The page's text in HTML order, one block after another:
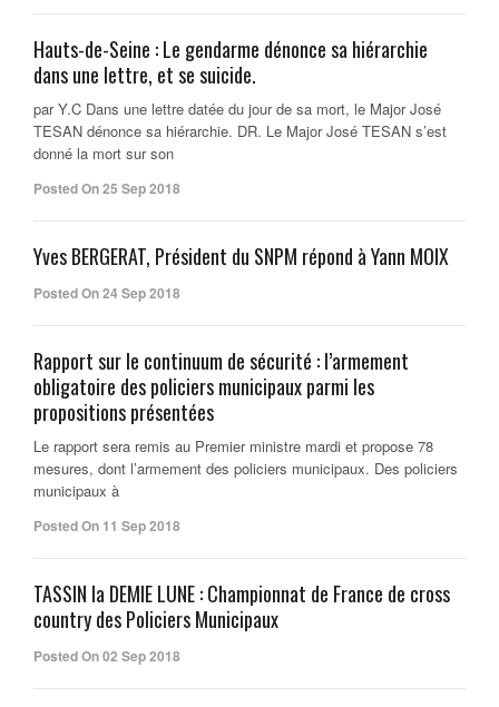
Hauts-de-Seine : Le gendarme dénonce sa hiérarchie
dans une lettre, et se suicide.
par Y.C Dans une lettre datée du jour de sa mort, le Major José
TESAN dénonce sa hiérarchie. DR. Le Major José TESAN s’est
donné la mort sur son
Posted On 25 Sep 2018
Yves BERGERAT, Président du SNPM répond à Yann MOIX
Posted On 24 Sep 2018
Rapport sur le continuum de sécurité : l’armement
obligatoire des policiers municipaux parmi les
propositions présentées
Le rapport sera remis au Premier ministre mardi et propose 78
mesures, dont l’armement des policiers municipaux. Des policiers
municipaux à
Posted On 11 Sep 2018
TASSIN la DEMIE LUNE : Championnat de France de cross
country des Policiers Municipaux
Posted On 02 Sep 2018